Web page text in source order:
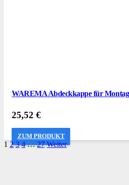
WAREMA Abdeckkappe für
25,52 €
ZUM PRODUKT
1 2 3 4 … 27 Weiter